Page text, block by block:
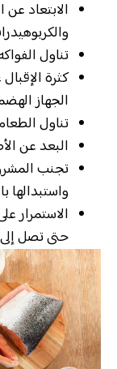
الابتعاد
تناول
كثرة
الجهاز
تناول
البعد عن
تجنب
واستبدالها
الاستمرار
حتى تصل إلى